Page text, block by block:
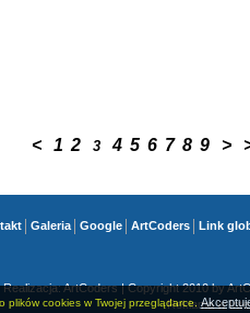
plików cookies w Twojej przeglądarce.
< 1 2 3 4 5 6 7 8 9 >
Galeria Google ArtCoders Link
Realizacja:ArtCoders| Copyright 2010 by
Reklama w